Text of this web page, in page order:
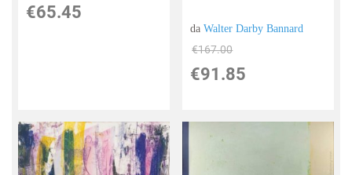
€65.45
daWalter Darby Bannard
€167.00
€91.85